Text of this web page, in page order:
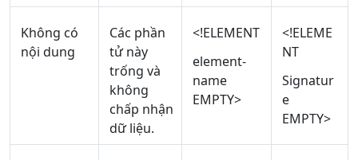
Không có
nội dung
Các phần
tử này
trống và
không
chấp nhận
dữ liệu.
<!ELEMENT
element-
name
EMPTY>
<!ELEME
NT
Signatur
e
EMPTY>